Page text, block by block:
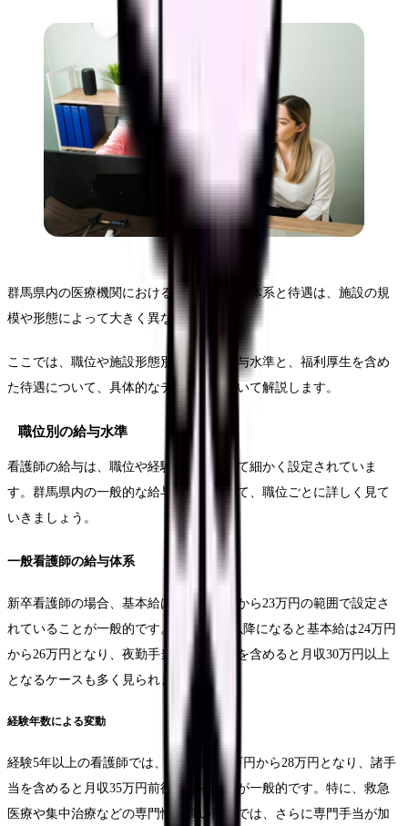
群馬県内の医療機関における看護師の給与体系と待遇は、施設の規
模や形態によって大きく異なります。
ここでは、職位や施設形態別の詳細な給与水準と、福利厚生を含め
た待遇について、具体的なデータに基づいて解説します。
職位別の給与水準
看護師の給与は、職位や経験年数によって細かく設定されていま
す。群馬県内の一般的な給与水準について、職位ごとに詳しく見て
いきましょう。
一般看護師の給与体系
新卒看護師の場合、基本給は月額21万円から23万円の範囲で設定さ
れていることが一般的です。経験3年目以降になると基本給は24万円
から26万円となり、夜勤手当や各種手当を含めると月収30万円以上
となるケースも多く見られます。
経験年数による変動
経験5年以上の看護師では、基本給が26万円から28万円となり、諸手
当を含めると月収35万円前後となることが一般的です。特に、救急
医療や集中治療などの専門性の高い部署では、さらに専門手当が加